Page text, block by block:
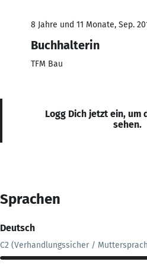
8 Jahre und 11 Monate, Sep.
Buchhalterin
TFM Bau
Logg Dich jetzt ein, um
sehen.
Sprachen
Deutsch
C2 (Verhandlungssicher /